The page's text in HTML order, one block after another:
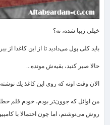
خیلی زیبا شده، نه؟
باید كلی پول می‌دادید تا از این كاغذا از
حالا صبر كنید، بقیه‌ش مونده...
الان وقت اونه كه روی این كاغذ یك
من اوائل كه جوون‌تر بودم، خودم قلم
روش می‌نوشتم، اما چون احتمالا با